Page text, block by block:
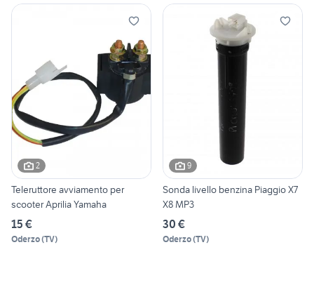
2
Teleruttore avviamento per
scooter Aprilia Yamaha
15 €
Oderzo(TV)
9
Sonda livello benzina Piaggio X7
X8 MP3
30 €
Oderzo(TV)